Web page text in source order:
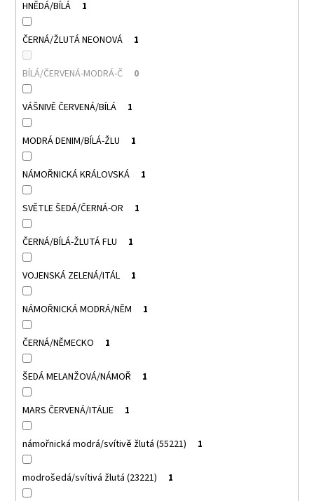
HNĚDÁ/BÍLÁ 1
ČERNÁ/ŽLUTÁ NEONOVÁ 1
BÍLÁ/ČERVENÁ-MODRÁ-Č 0
VÁŠNIVĚ ČERVENÁ/BÍLÁ 1
MODRÁ DENIM/BÍLÁ-ŽLU 1
NÁMOŘNICKÁ KRÁLOVSKÁ 1
SVĚTLE ŠEDÁ/ČERNÁ-OR 1
ČERNÁ/BÍLÁ-ŽLUTÁ FLU 1
VOJENSKÁ ZELENÁ/ITÁL 1
NÁMOŘNICKÁ MODRÁ/NĚM 1
ČERNÁ/NĚMECKO 1
ŠEDÁ MELANŽOVÁ/NÁMOŘ 1
MARS ČERVENÁ/ITÁLIE 1
námořnická modrá/svítivě žlutá (55221) 1
modrošedá/svítivá žlutá (23221) 1